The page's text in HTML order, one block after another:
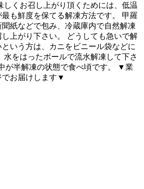
しくお召し上がり頂くためには、低温
も鮮度を保てる解凍方法です。 甲羅
紙などで包み、冷蔵庫内で自然解凍
上がり下さい。 どうしても急いで解
いう方は、カニをビニール袋などに
水をはったボールで流水解凍して下さ
が半解凍の状態で食べ頃です。 ▼業
でお届けします▼